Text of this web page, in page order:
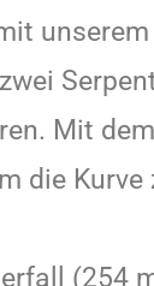
Mit
die
(254